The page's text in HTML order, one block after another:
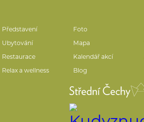
Představení Foto
Ubytování
Mapa
Restaurace
Kalendář akcí
Relax a wellness
Blog